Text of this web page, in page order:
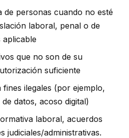
de personas cuando no esté
laboral, penal o de
que no son de su
suficiente
ilegales (por ejemplo,
datos, acoso digital)
laboral, acuerdos
judiciales/administrativas.